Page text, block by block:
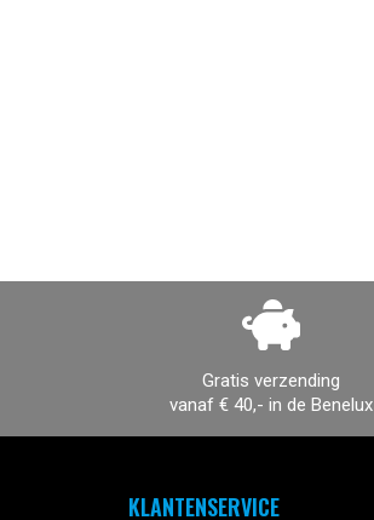
Gratis verzending
vanaf € 40,- in de Benelux
KLANTENSERVICE